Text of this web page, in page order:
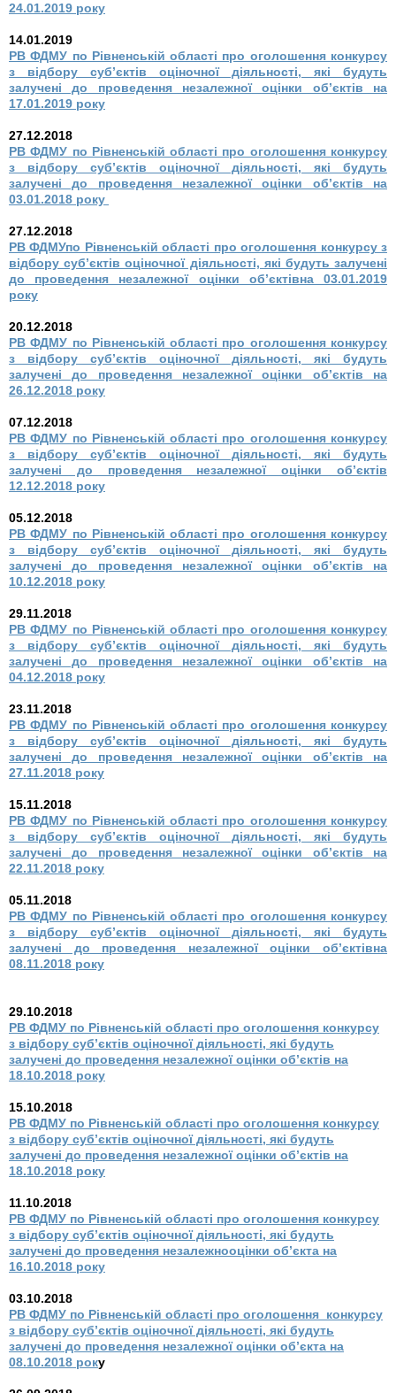
24.01.2019 року
14.01.2019
РВ ФДМУ по Рівненській області про оголошення конкурсу
з відбору суб’єктів оціночної діяльності, які будуть
залучені до проведення незалежної оцінки об’єктів на
17.01.2019 року
27.12.2018
РВ ФДМУ по Рівненській області про оголошення конкурсу
з відбору суб’єктів оціночної діяльності, які будуть
залучені до проведення незалежної оцінки об’єктів на
03.01.2018 року
27.12.2018
РВ ФДМУпо Рівненській області про оголошення конкурсу з
відбору суб’єктів оціночної діяльності, які будуть залучені
до проведення незалежної оцінки об’єктівна 03.01.2019
року
20.12.2018
РВ ФДМУ по Рівненській області про оголошення конкурсу
з відбору суб’єктів оціночної діяльності, які будуть
залучені до проведення незалежної оцінки об’єктів на
26.12.2018 року
07.12.2018
РВ ФДМУ по Рівненській області про оголошення конкурсу
з відбору суб’єктів оціночної діяльності, які будуть
залучені до проведення незалежної оцінки об’єктів
12.12.2018 року
05.12.2018
РВ ФДМУ по Рівненській області про оголошення конкурсу
з відбору суб’єктів оціночної діяльності, які будуть
залучені до проведення незалежної оцінки об’єктів на
10.12.2018 року
29.11.2018
РВ ФДМУ по Рівненській області про оголошення конкурсу
з відбору суб’єктів оціночної діяльності, які будуть
залучені до проведення незалежної оцінки об’єктів на
04.12.2018 року
23.11.2018
РВ ФДМУ по Рівненській області про оголошення конкурсу
з відбору суб’єктів оціночної діяльності, які будуть
залучені до проведення незалежної оцінки об’єктів на
27.11.2018 року
15.11.2018
РВ ФДМУ по Рівненській області про оголошення конкурсу
з відбору суб’єктів оціночної діяльності, які будуть
залучені до проведення незалежної оцінки об’єктів на
22.11.2018 року
05.11.2018
РВ ФДМУ по Рівненській області про оголошення конкурсу
з відбору суб’єктів оціночної діяльності, які будуть
залучені до проведення незалежноїоцінки об’єктівна
08.11.2018 року
29.10.2018
РВ ФДМУ по Рівненській області про оголошення конкурсу
з відбору суб’єктів оціночної діяльності, які будуть
залучені до проведення незалежної оцінки об’єктів на
18.10.2018 року
15.10.2018
РВ ФДМУ по Рівненській області про оголошення конкурсу
з відбору суб’єктів оціночної діяльності, які будуть
залучені до проведення незалежної оцінки об’єктів на
18.10.2018 року
11.10.2018
РВ ФДМУ по Рівненській області про оголошення конкурсу
з відбору суб’єктів оціночної діяльності, які будуть
залучені до проведення незалежнооцінки об’єкта на
16.10.2018 року
03.10.2018
РВ ФДМУ по Рівненській області про оголошення конкурсу
з відбору суб’єктів оціночної діяльності, які будуть
залучені до проведення незалежної оцінки об’єкта на
08.10.2018 року